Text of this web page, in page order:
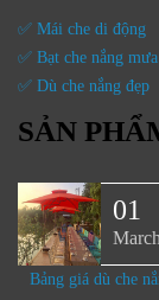
✅ Mái che di động
✅ Bạt che nắng mưa
✅ Dù che nắng đẹp
SẢN
01
March
Bảng giá dù che